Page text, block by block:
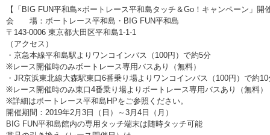
【「BIG FUN平和島×ボートレース平和島タッチ＆Go！キャンペーン」開
会 場：ボートレース平和島・BIG FUN平和島
〒143-0006 東京都大田区平和島1-1-1
（アクセス）
・京急本線平和島駅よりワンコインバス（100円）で約5分
※レース開催時のみボートレース専用バスあり（無料）
・JR京浜東北線大森駅東口6番乗り場よりワンコインバス（100円）で約10
※レース開催時のみ東口4番乗り場よりボートレース専用バスあり（無料）
※詳細はボートレース平和島HPをご参照ください。
開催期間：2019年2月3日（日）～3月4日（月）
BIG FUN平和島館内の専用タッチ端末は随時タッチ可能